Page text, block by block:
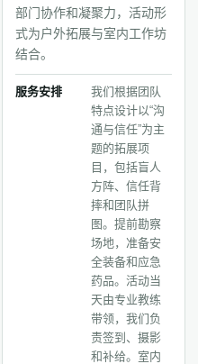
部门协作和凝聚力，活动形
式为户外拓展与室内工作坊
结合。
服务安排
我们根据团队
特点设计以“沟
通与信任”为主
题的拓展项
目，包括盲人
方阵、信任背
摔和团队拼
图。提前勘察
场地，准备安
全装备和应急
药品。活动当
天由专业教练
带领，我们负
责签到、摄影
和补给。室内